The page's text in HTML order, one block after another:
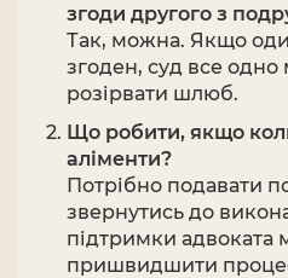
згоди другого з
Так, можна. Якщо
згоден, суд все одно
розірвати шлюб.
Що робити, якщо
аліменти?
Потрібно подавати
звернутись до
підтримки адвоката
пришвидшити процес